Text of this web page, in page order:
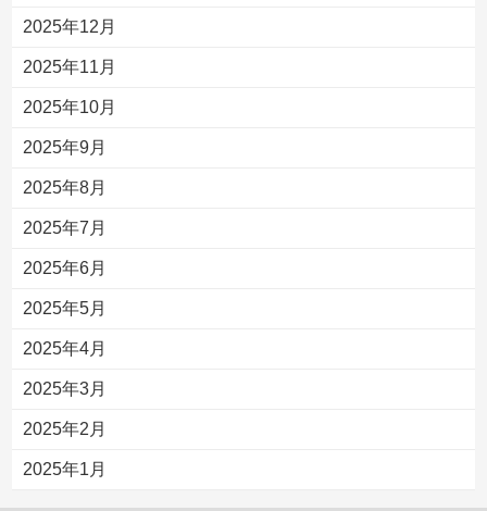
2025年12月
2025年11月
2025年10月
2025年9月
2025年8月
2025年7月
2025年6月
2025年5月
2025年4月
2025年3月
2025年2月
2025年1月